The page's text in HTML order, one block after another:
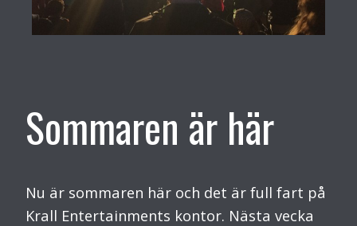
Sommaren är här
Nu är sommaren här och det är full fart på
Krall Entertainments kontor. Nästa vecka